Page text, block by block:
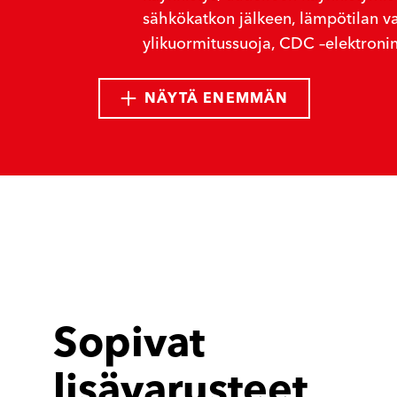
sähkökatkon jälkeen, lämpötilan
ylikuormitussuoja, CDC
NÄYTÄ ENEMMÄN
Sopivat